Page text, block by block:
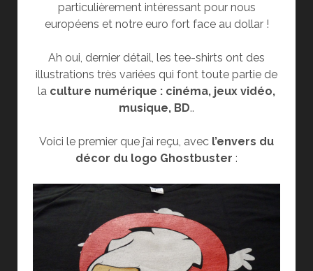
particulièrement intéressant pour nous
européens et notre euro fort face au dollar !
Ah oui, dernier détail, les tee-shirts ont des
illustrations très variées qui font toute partie de
la culture numérique : cinéma, jeux vidéo,
musique, BD..
Voici le premier que j’ai reçu, avec l’envers du
décor du logo Ghostbuster :